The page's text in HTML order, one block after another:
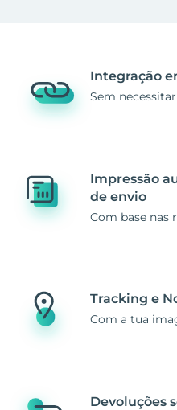
Integração
Sem
Impressão
de envio
Com base nas
Tracking e
Com a tua
Devoluções